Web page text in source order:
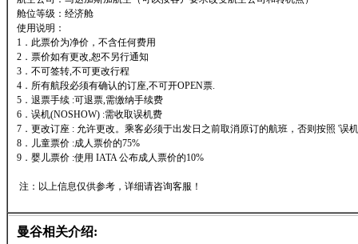
舱位等级：经济舱
使用说明：
1．此票价为净价，不含任何费用
2．票价如有更改,恕不另行通知
3．不可签转,不可更改行程
4．所有航段必须有确认的订座,不可开OPEN票.
5．退票手续 :可退票,需缴纳手续费
6．误机(NOSHOW) :需收取误机费
7．更改订座 : 允许更改。乘客必须于出发日之前取消原订的航班，否则按照 '误
8．儿童票价 :成人票价的75%
9．婴儿票价 :使用 IATA 公布成人票价的10%
注：以上信息仅供参考，详细请咨询客服！
曼谷相关介绍: